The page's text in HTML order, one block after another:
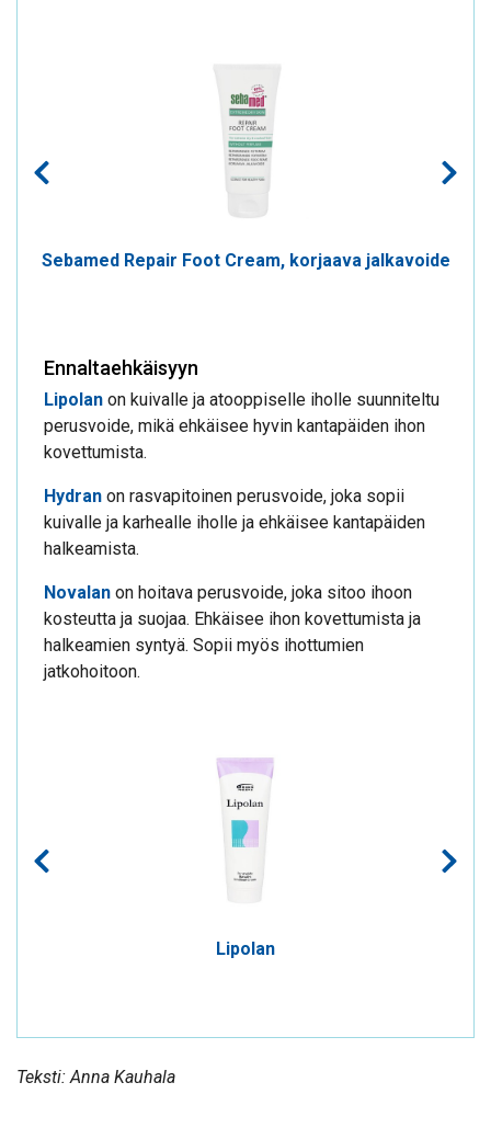
Sebamed Repair Foot Cream, korjaava jalkavoide
Ennaltaehkäisyyn
Lipolan on kuivalle ja atooppiselle iholle suunniteltu
perusvoide, mikä ehkäisee hyvin kantapäiden ihon
kovettumista.
Hydran on rasvapitoinen perusvoide, joka sopii
kuivalle ja karhealle iholle ja ehkäisee kantapäiden
halkeamista.
Novalan on hoitava perusvoide, joka sitoo ihoon
kosteutta ja suojaa. Ehkäisee ihon kovettumista ja
halkeamien syntyä. Sopii myös ihottumien
jatkohoitoon.
Lipolan
Teksti: Anna Kauhala